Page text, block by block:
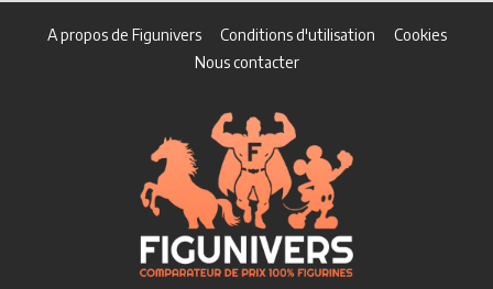
A propos de Figunivers Conditions d'utilisation
Cookies
Nous contacter